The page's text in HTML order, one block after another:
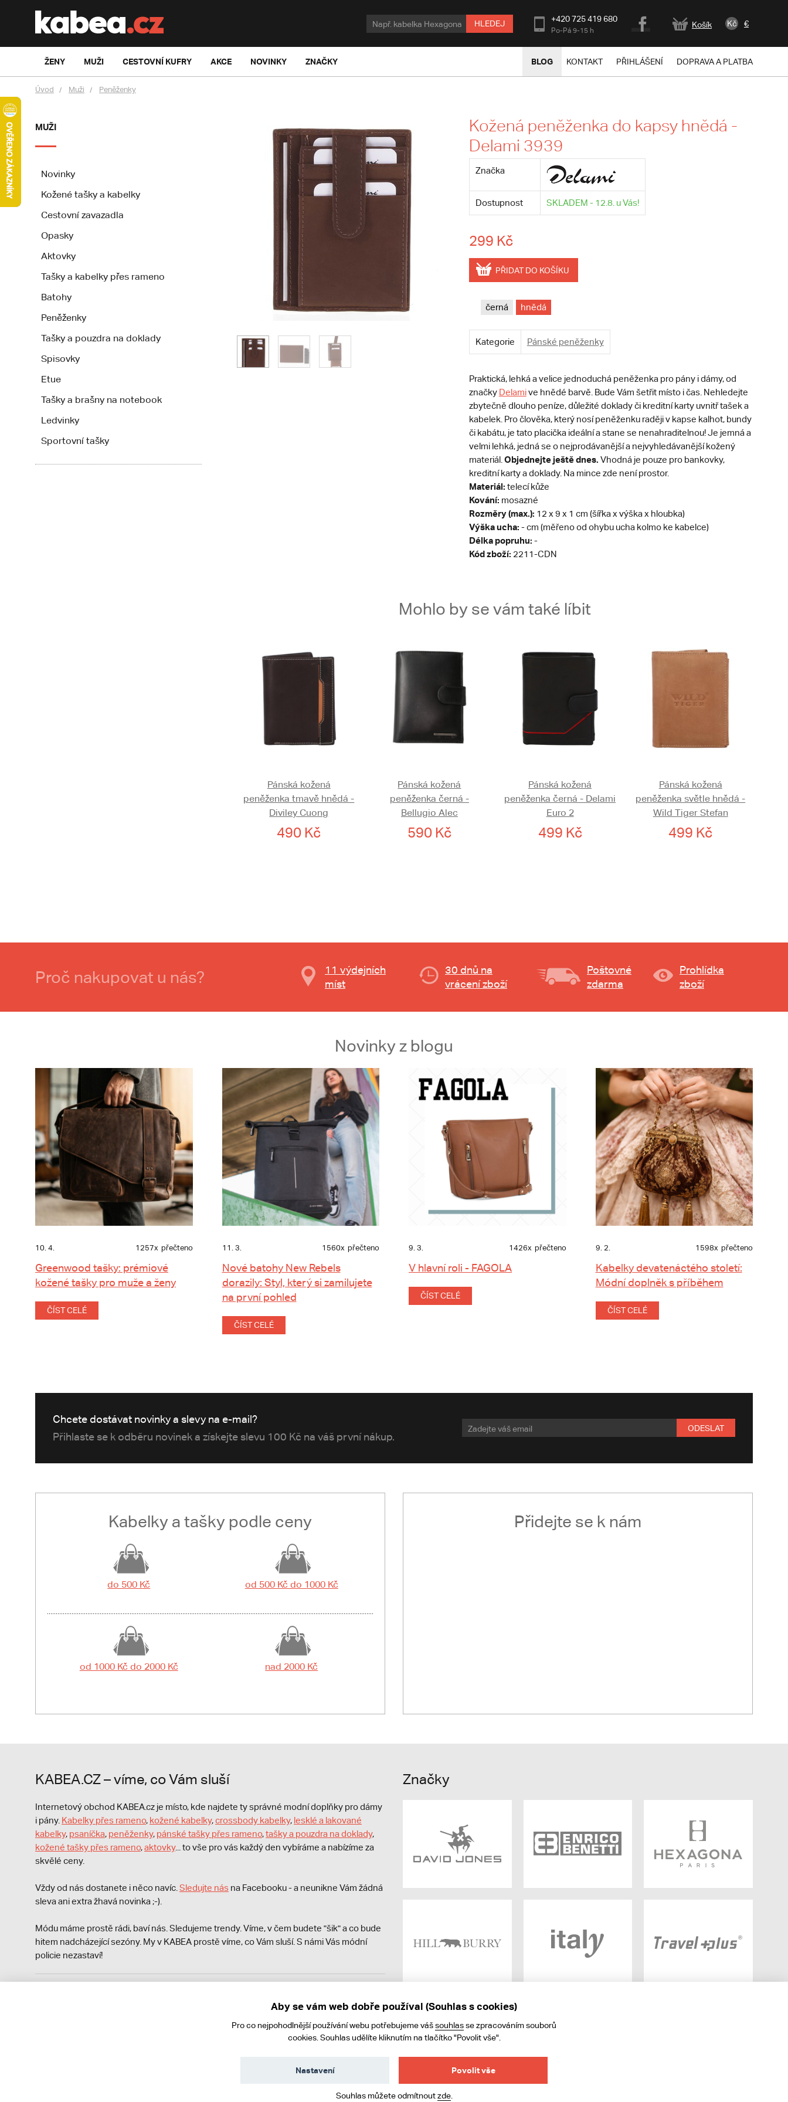
HLEDEJ +420 725 419 680
Po-Pá 9-15 h
Košík Kč €
ŽENY MUŽI CESTOVNÍ KUFRY AKCE NOVINKY ZNAČKY BLOG KONTAKT PŘIHLÁŠENÍ DOPRAVA A PLATBA
Úvod Muži Peněženky
MUŽI
Novinky
Kožené tašky a kabelky
Cestovní zavazadla
Opasky
Aktovky
Tašky a kabelky přes rameno
Batohy
Peněženky
Tašky a pouzdra na doklady
Spisovky
Etue
Tašky a brašny na notebook
Ledvinky
Sportovní tašky
Kožená peněženka do kapsy hnědá -
Delami 3939
Značka
Dostupnost SKLADEM - 12.8. u Vás!
299 Kč
PŘIDAT DO KOŠÍKU
černá hnědá
Kategorie Pánské peněženky
Praktická, lehká a velice jednoduchá peněženka pro pány i dámy, od
značky Delamive hnědé barvě. Bude Vám šetřit místo i čas. Nehledejte
zbytečně dlouho peníze, důležité doklady či kreditní karty uvnitř tašek a
kabelek. Pro člověka, který nosí peněženku raději v kapse kalhot, bundy
či kabátu, je tato placička ideální a stane se nenahraditelnou! Je jemná a
velmi lehká, jedná se o nejprodávanější a nejvyhledávanější kožený
materiál. Objednejte ještě dnes. Vhodná je pouze pro bankovky,
kreditní karty a doklady. Na mince zde není prostor.
Materiál: telecí kůže
Kování: mosazné
Rozměry (max.): 12 x 9 x 1 cm (šířka x výška x hloubka)
Výška ucha: - cm (měřeno od ohybu ucha kolmo ke kabelce)
Délka popruhu: -
Kód zboží: 2211-CDN
Mohlo by se vám také líbit
Pánská kožená
peněženka tmavě hnědá -
Diviley Cuong
490 Kč
Pánská kožená
peněženka černá -
Bellugio Alec
590 Kč
Pánská kožená
peněženka černá - Delami
Euro 2
499 Kč
Pánská kožená
peněženka světle hnědá -
Wild Tiger Stefan
499 Kč
Proč nakupovat u nás?
11 výdejních
míst
30 dnů na
vrácení zboží
Poštovné
zdarma
Prohlídka
zboží
Novinky z blogu
10. 4. 1257x přečteno
Greenwood tašky: prémiové
kožené tašky pro muže a ženy
ČÍST CELÉ
11. 3. 1560x přečteno
Nové batohy New Rebels
dorazily: Styl, který si zamilujete
na první pohled
ČÍST CELÉ
9. 3. 1426x přečteno
V hlavní roli - FAGOLA
ČÍST CELÉ
9. 2. 1598x přečteno
Kabelky devatenáctého století:
Módní doplněk s příběhem
ČÍST CELÉ
Chcete dostávat novinky a slevy na e-mail?
Přihlaste se k odběru novinek a získejte slevu 100 Kč na váš první nákup.
ODESLAT
Kabelky a tašky podle ceny
do 500 Kč od 500 Kč do 1000 Kč
od 1000 Kč do 2000 Kč nad 2000 Kč
Přidejte se k nám
KABEA.CZ – víme, co Vám sluší
Internetový obchod KABEA.cz je místo, kde najdete ty správné modní doplňky pro dámy
i pány. Kabelky přes rameno, kožené kabelky,crossbody kabelky, lesklé a lakované
kabelky, psaníčka, peněženky, pánské tašky přes rameno,tašky a pouzdra na doklady,
kožené tašky přes rameno,aktovky... to vše pro vás každý den vybíráme a nabízíme za
skvělé ceny.
Vždy od nás dostanete i něco navíc. Sledujte nás na Facebooku - a neunikne Vám žádná
sleva ani extra žhavá novinka ;-).
Módu máme prostě rádi, baví nás. Sledujeme trendy. Víme, v čem budete "šik" a co bude
hitem nadcházející sezóny. My v KABEA prostě víme, co Vám sluší. S námi Vás módní
policie nezastaví!
Zároveň je povinen zaevidovat přijatou tržbu u správce daně online; v případě
Značky
Aby se vám web dobře používal (Souhlas s cookies)
Pro co nejpohodlnější používání webu potřebujeme vášsouhlasse zpracováním souborů
cookies. Souhlas udělíte kliknutím na tlačítko "Povolit vše".
Povolit vše
Nastavení
Souhlas můžete odmítnoutzde.